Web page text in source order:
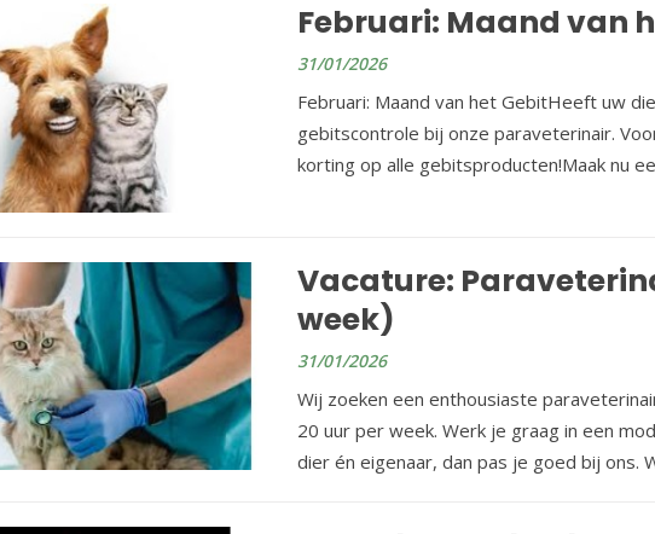
Februari: Maand van
31/01/2026
Februari: Maand van het GebitHeeft uw
gebitscontrole bij onze paraveterinair.
korting op alle gebitsproducten!Maak nu
Vacature:
week)
31/01/2026
Wij zoeken een enthousiaste
20 uur per week. Werk je graag in een
dier én eigenaar, dan pas je goed bij ons.